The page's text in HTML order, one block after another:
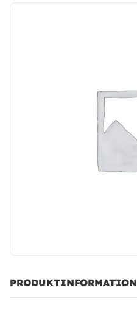
PRODUKTINFORMATION